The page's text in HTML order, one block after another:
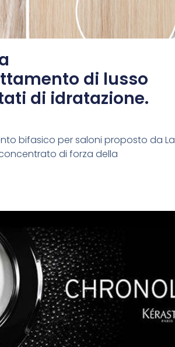
di lusso
di idratazione.
bifasico per saloni proposto da La
di forza della